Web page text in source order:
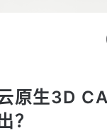
原生3D
？